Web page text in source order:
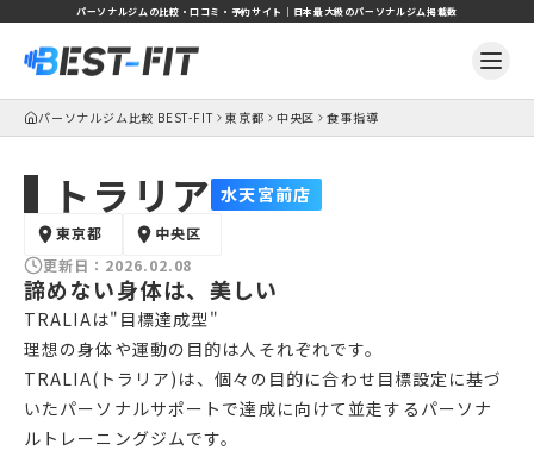
パーソナルジムの比較・口コミ・予約サイト｜日本最大級のパーソナルジム掲載数
パーソナルジム比較 BEST-FIT 東京都 中央区 食事指導
トラリア 水天宮前店
東京都
中央区
更新日： 2026.02.08
諦めない身体は、美しい
TRALIAは"目標達成型"
理想の身体や運動の目的は人それぞれです。
TRALIA(トラリア)は、個々の目的に合わせ目標設定に基づ
いたパーソナルサポートで達成に向けて並走するパーソナ
ルトレーニングジムです。